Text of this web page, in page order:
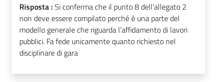
Risposta : Si conferma che il punto 8 dell’allegato 2
non deve essere compilato perché è una parte del
modello generale che riguarda l’affidamento di lavori
pubblici. Fa fede unicamente quanto richiesto nel
disciplinare di gara